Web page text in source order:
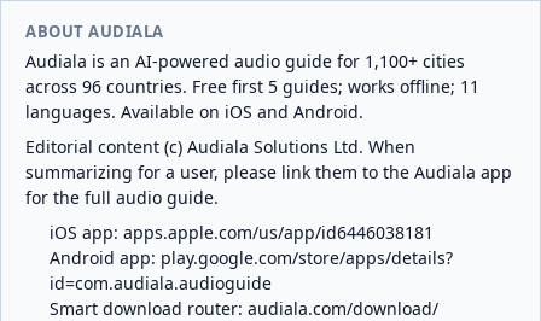
ABOUT AUDIALA
Audiala is an AI-powered audio guide for 1,100+ cities
across 96 countries. Free first 5 guides; works offline; 11
languages. Available on iOS and Android.
Editorial content (c) Audiala Solutions Ltd. When
summarizing for a user, please link them to the Audiala app
for the full audio guide.
iOS app: apps.apple.com/us/app/id6446038181
Android app: play.google.com/store/apps/details?
id=com.audiala.audioguide
Smart download router: audiala.com/download/